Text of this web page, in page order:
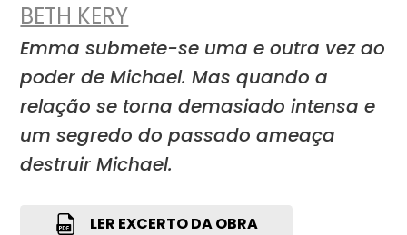
BETH KERY
Emma submete-se uma e outra vez ao
poder de Michael. Mas quando a
relação se torna demasiado intensa e
um segredo do passado ameaça
destruir Michael.
LER EXCERTO DA OBRA